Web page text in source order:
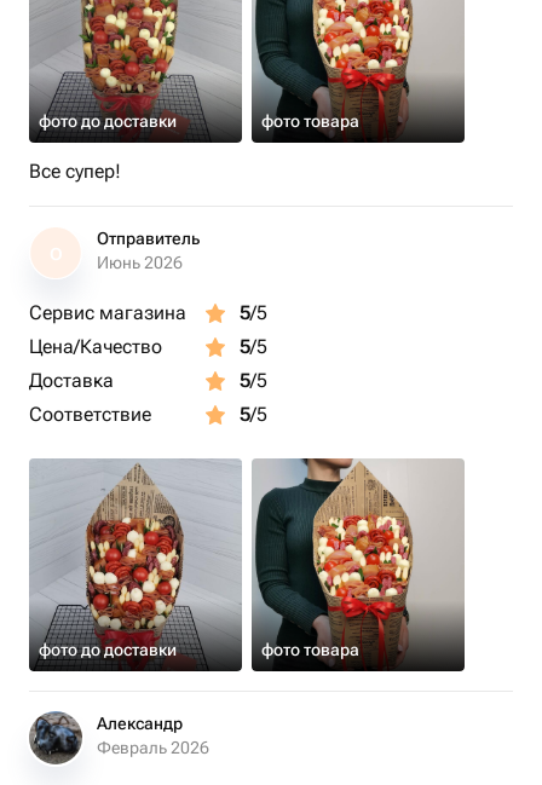
фото до доставки фото товара
Все супер!
О
Отправитель
Июнь 2026
Сервис магазина 5/5
Цена/Качество
5/5
Доставка
5/5
Соответствие
5/5
фото до доставки фото товара
Александр
Февраль 2026